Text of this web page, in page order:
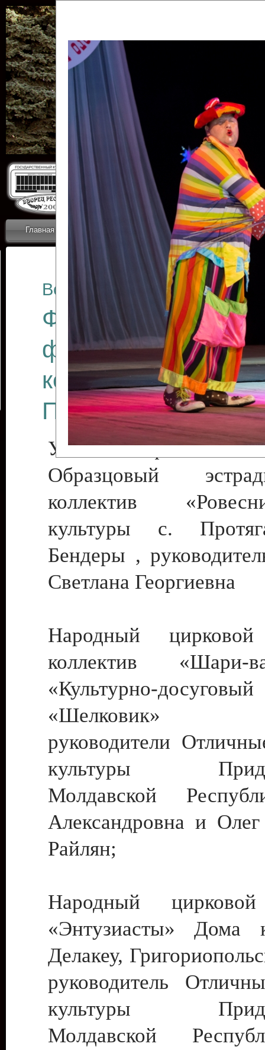
Главная Коллективы Новости
ОТЧЕТЫ ГКЦ
Все отчеты
Финал
фестиваля
коллективов
Приднестровского
Участники фестиваля:
Образцовый
коллектив
культуры с.
Бендеры ,
Светлана Георгиевна
Народный цирковой
коллектив
«Культурно-
«Шелковик»
руководители
культуры
Молдавской
Александровна и
Райлян;
Народный цирковой
«Энтузиасты» Дома
Делакеу,
руководитель
культуры
Молдавской